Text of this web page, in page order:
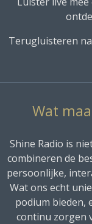
Terugluisteren
Wat
Shine Radio is
combineren de
persoonlijke,
Wat ons echt
podium bieden,
continu zorgen